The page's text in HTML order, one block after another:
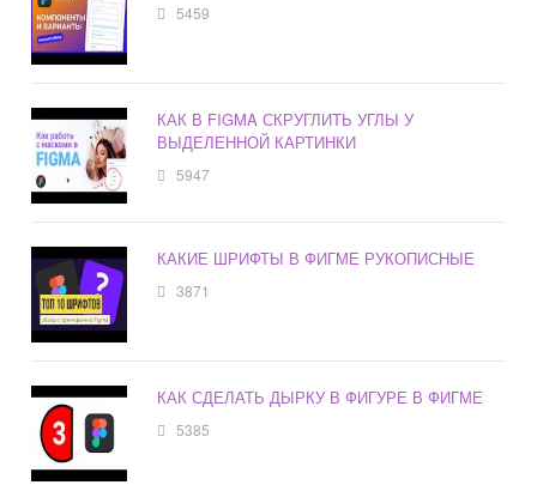
5459
КАК В FIGMA СКРУГЛИТЬ УГЛЫ У
ВЫДЕЛЕННОЙ КАРТИНКИ
5947
КАКИЕ ШРИФТЫ В ФИГМЕ РУКОПИСНЫЕ
3871
КАК СДЕЛАТЬ ДЫРКУ В ФИГУРЕ В ФИГМЕ
5385